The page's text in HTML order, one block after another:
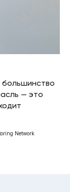
большинство
— это
Network